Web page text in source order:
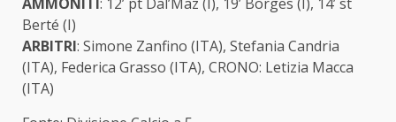
Berté (I)
ARBITRI: Simone Zanfino (ITA), Stefania Candria
(ITA), Federica Grasso (ITA), CRONO: Letizia Macca
(ITA)